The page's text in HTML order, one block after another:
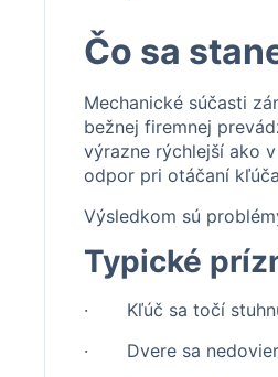
Čo sa
Mechanické súčasti
bežnej firemnej
výrazne rýchlejší ako
odpor pri otáčaní
Výsledkom sú
Typické
· Kľúč sa točí
· Dvere sa